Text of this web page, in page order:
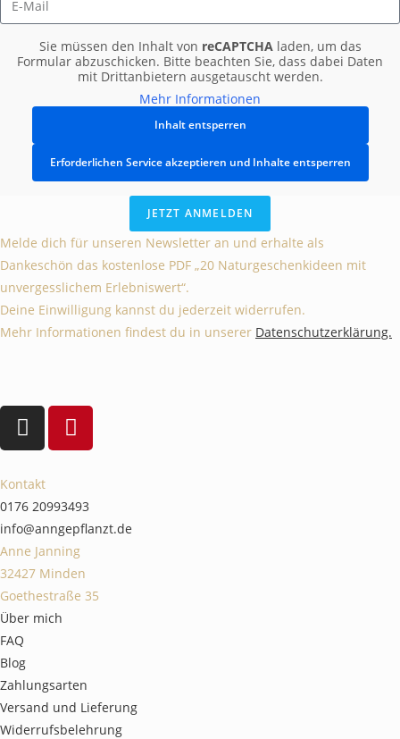
Sie müssen den Inhalt von reCAPTCHA laden, um das
Formular abzuschicken. Bitte beachten Sie, dass dabei Daten
mit Drittanbietern ausgetauscht werden.
Mehr Informationen
Inhalt entsperren
Erforderlichen Service akzeptieren und Inhalte entsperren
JETZT ANMELDEN
Melde dich für unseren Newsletter an und erhalte als
Dankeschön das kostenlose PDF „20 Naturgeschenkideen mit
unvergesslichem Erlebniswert“.
Deine Einwilligung kannst du jederzeit widerrufen.
Mehr Informationen findest du in unserer Datenschutzerklärung.
Kontakt
0176 20993493
info@anngepflanzt.de
Anne Janning
32427 Minden
Goethestraße 35
Über mich
FAQ
Blog
Zahlungsarten
Versand und Lieferung
Widerrufsbelehrung